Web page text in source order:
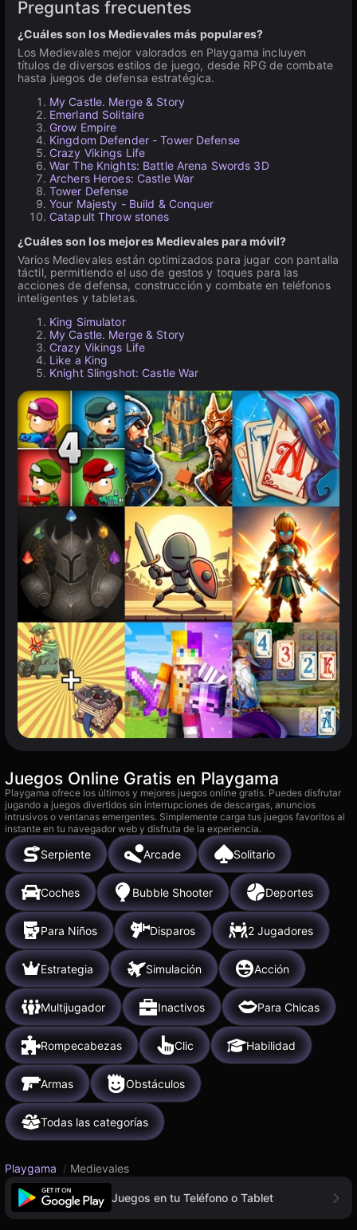
Preguntas frecuentes
¿Cuáles son los Medievales más populares?
Los Medievales mejor valorados en Playgama incluyen
títulos de diversos estilos de juego, desde RPG de combate
hasta juegos de defensa estratégica.
My Castle. Merge & Story
Emerland Solitaire
Grow Empire
Kingdom Defender - Tower Defense
Crazy Vikings Life
War The Knights: Battle Arena Swords 3D
Archers Heroes: Castle War
Tower Defense
Your Majesty - Build & Conquer
Catapult Throw stones
¿Cuáles son los mejores Medievales para móvil?
Varios Medievales están optimizados para jugar con pantalla
táctil, permitiendo el uso de gestos y toques para las
acciones de defensa, construcción y combate en teléfonos
inteligentes y tabletas.
King Simulator
My Castle. Merge & Story
Crazy Vikings Life
Like a King
Knight Slingshot: Castle War
Juegos Online Gratis en Playgama
Playgama ofrece los últimos y mejores juegos online gratis. Puedes disfrutar
jugando a juegos divertidos sin interrupciones de descargas, anuncios
intrusivos o ventanas emergentes. Simplemente carga tus juegos favoritos al
instante en tu navegador web y disfruta de la experiencia.
Serpiente Arcade Solitario
Coches Bubble Shooter Deportes
Para Niños Disparos 2 Jugadores
Estrategia Simulación Acción
Multijugador Inactivos Para Chicas
Rompecabezas Clic Habilidad
Armas Obstáculos
Todas las categorías
Playgama / Medievales
Juegos en tu Teléfono o Tablet